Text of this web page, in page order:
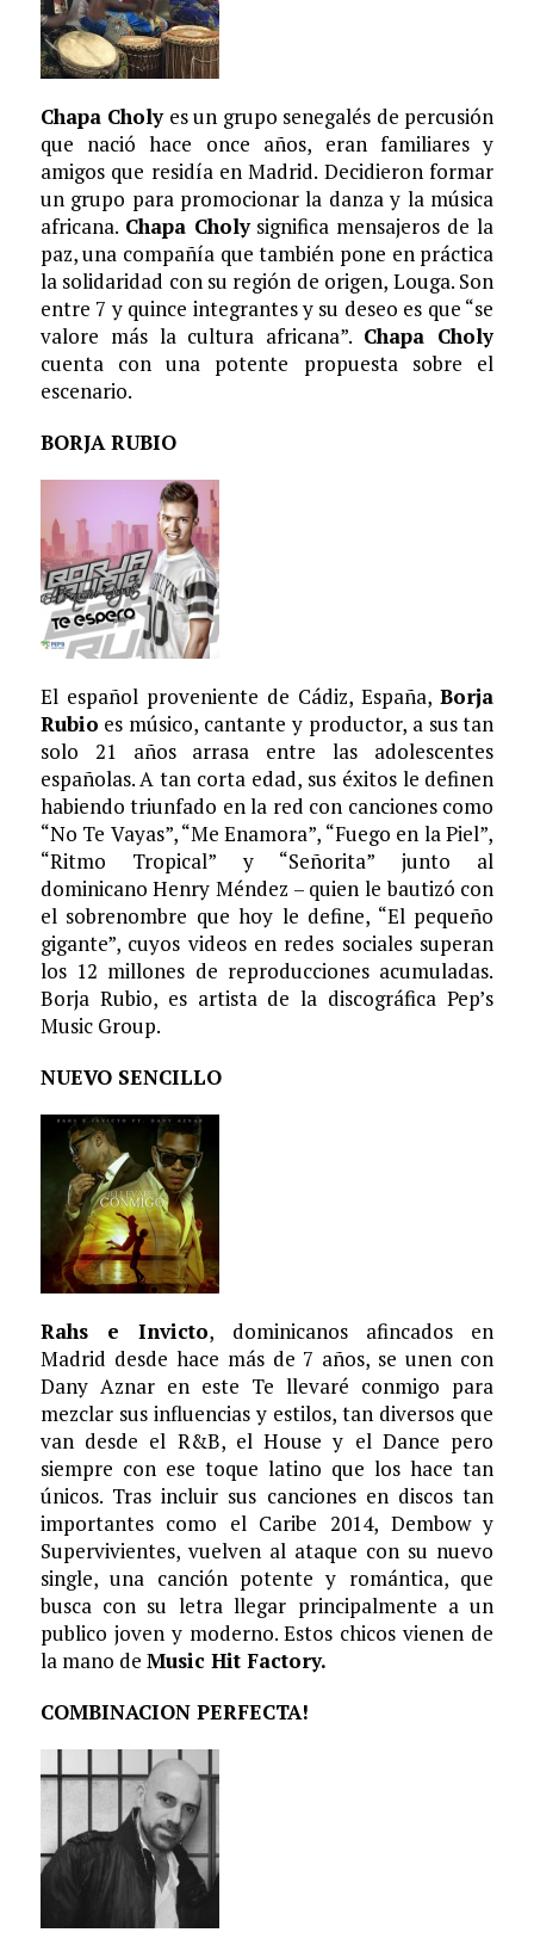
Chapa Cholyes un grupo senegalés de percusión
que nació hace once años, eran familiares y
amigos que residía en Madrid. Decidieron formar
un grupo para promocionar la danza y la música
africana. Chapa Cholysignifica mensajeros de la
paz, una compañía que también pone en práctica
la solidaridad con su región de origen, Louga. Son
entre 7 y quince integrantes y su deseo es que “se
valore más la cultura africana”. Chapa Choly
cuenta con una potente propuesta sobre el
escenario.
BORJA RUBIO
El español proveniente de Cádiz, España,Borja
Rubio es músico, cantante y productor, a sus tan
solo 21 años arrasa entre las adolescentes
españolas. A tan corta edad, sus éxitos le definen
habiendo triunfado en la red con canciones como
“No Te Vayas”, “Me Enamora”, “Fuego en la Piel”,
“Ritmo Tropical” y “Señorita” junto al
dominicano Henry Méndez – quien le bautizó con
el sobrenombre que hoy le define, “El pequeño
gigante”, cuyos videos en redes sociales superan
los 12 millones de reproducciones acumuladas.
Borja Rubio, es artista de la discográfica Pep’s
Music Group.
NUEVO SENCILLO
Rahs e Invicto, dominicanos afincados en
Madrid desde hace más de 7 años, se unen con
Dany Aznar en este Te llevaré conmigo para
mezclar sus influencias y estilos, tan diversos que
van desde el R&B, el House y el Dance pero
siempre con ese toque latino que los hace tan
únicos. Tras incluir sus canciones en discos tan
importantes como el Caribe 2014, Dembow y
Supervivientes, vuelven al ataque con su nuevo
single, una canción potente y romántica, que
busca con su letra llegar principalmente a un
publico joven y moderno. Estos chicos vienen de
la mano de Music Hit Factory.
COMBINACION PERFECTA!